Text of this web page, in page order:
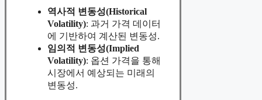
역사적 변동성(Historical
Volatility): 과거 가격 데이터
에 기반하여 계산된 변동성.
임의적 변동성(Implied
Volatility): 옵션 가격을 통해
시장에서 예상되는 미래의
변동성.